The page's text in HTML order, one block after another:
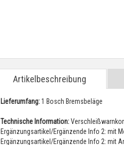
Artikelbeschreibung
Lieferumfang:1 Bosch Bremsbeläge
Technische Information:
Ergänzungsartikel/Ergänzende Info 2: mit
Ergänzungsartikel/Ergänzende Info 2: mit